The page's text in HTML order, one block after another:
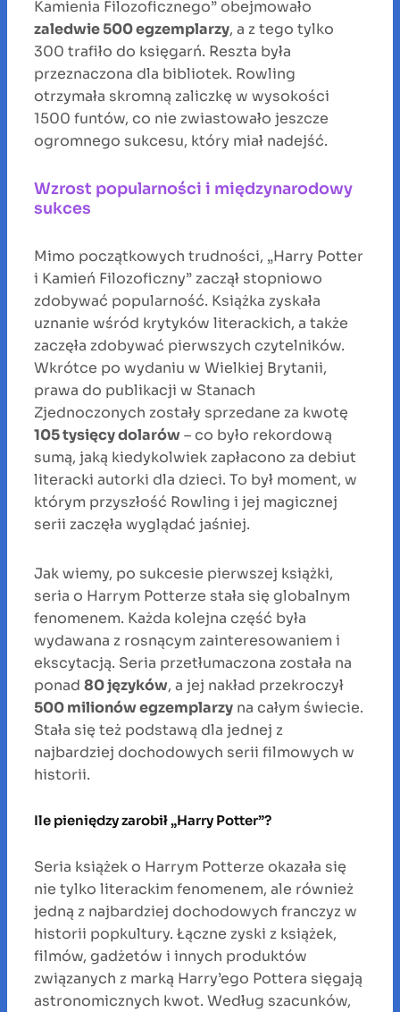
Kamienia Filozoficznego” obejmowało
zaledwie 500 egzemplarzy, a z tego tylko
300 trafiło do księgarń. Reszta była
przeznaczona dla bibliotek. Rowling
otrzymała skromną zaliczkę w wysokości
1500 funtów, co nie zwiastowało jeszcze
ogromnego sukcesu, który miał nadejść.
Wzrost popularności i międzynarodowy
sukces
Mimo początkowych trudności, „Harry Potter
i Kamień Filozoficzny” zaczął stopniowo
zdobywać popularność. Książka zyskała
uznanie wśród krytyków literackich, a także
zaczęła zdobywać pierwszych czytelników.
Wkrótce po wydaniu w Wielkiej Brytanii,
prawa do publikacji w Stanach
Zjednoczonych zostały sprzedane za kwotę
105 tysięcy dolarów– co było rekordową
sumą, jaką kiedykolwiek zapłacono za debiut
literacki autorki dla dzieci. To był moment, w
którym przyszłość Rowling i jej magicznej
serii zaczęła wyglądać jaśniej.
Jak wiemy, po sukcesie pierwszej książki,
seria o Harrym Potterze stała się globalnym
fenomenem. Każda kolejna część była
wydawana z rosnącym zainteresowaniem i
ekscytacją. Seria przetłumaczona została na
ponad 80 języków, a jej nakład przekroczył
500 milionów egzemplarzy na całym świecie.
Stała się też podstawą dla jednej z
najbardziej dochodowych serii filmowych w
historii.
Ile pieniędzy zarobił „Harry Potter”?
Seria książek o Harrym Potterze okazała się
nie tylko literackim fenomenem, ale również
jedną z najbardziej dochodowych franczyz w
historii popkultury. Łączne zyski z książek,
filmów, gadżetów i innych produktów
związanych z marką Harry’ego Pottera sięgają
astronomicznych kwot. Według szacunków,